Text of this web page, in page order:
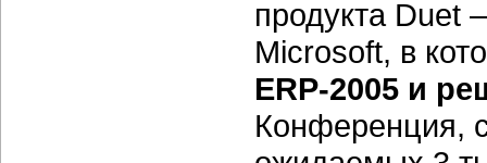
продукта Duet
Microsoft, в
ERP-2005 и
Конференция,